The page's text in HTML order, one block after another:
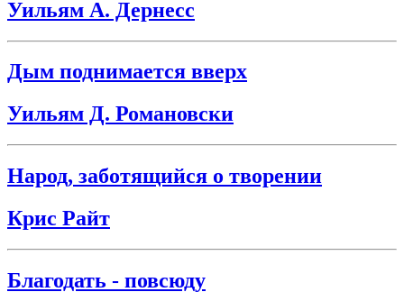
Уильям А. Дернесс
Дым поднимается вверх
Уильям Д. Романовски
Народ, заботящийся о творении
Крис Райт
Благодать - повсюду